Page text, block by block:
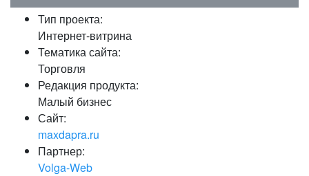
Пароль
Забыли свой пароль?
Тип проекта:
Интернет-витрина
Тематика сайта:
Торговля
Редакция продукта:
Малый бизнес
Сайт:
maxdapra.ru
Партнер:
Volga-Web